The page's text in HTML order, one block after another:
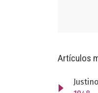
Artículos